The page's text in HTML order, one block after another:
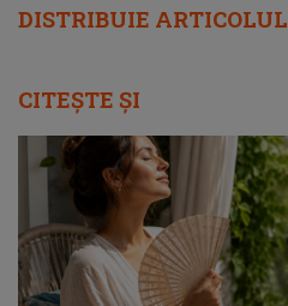
DISTRIBUIE ARTICOLUL
CITEȘTE ȘI